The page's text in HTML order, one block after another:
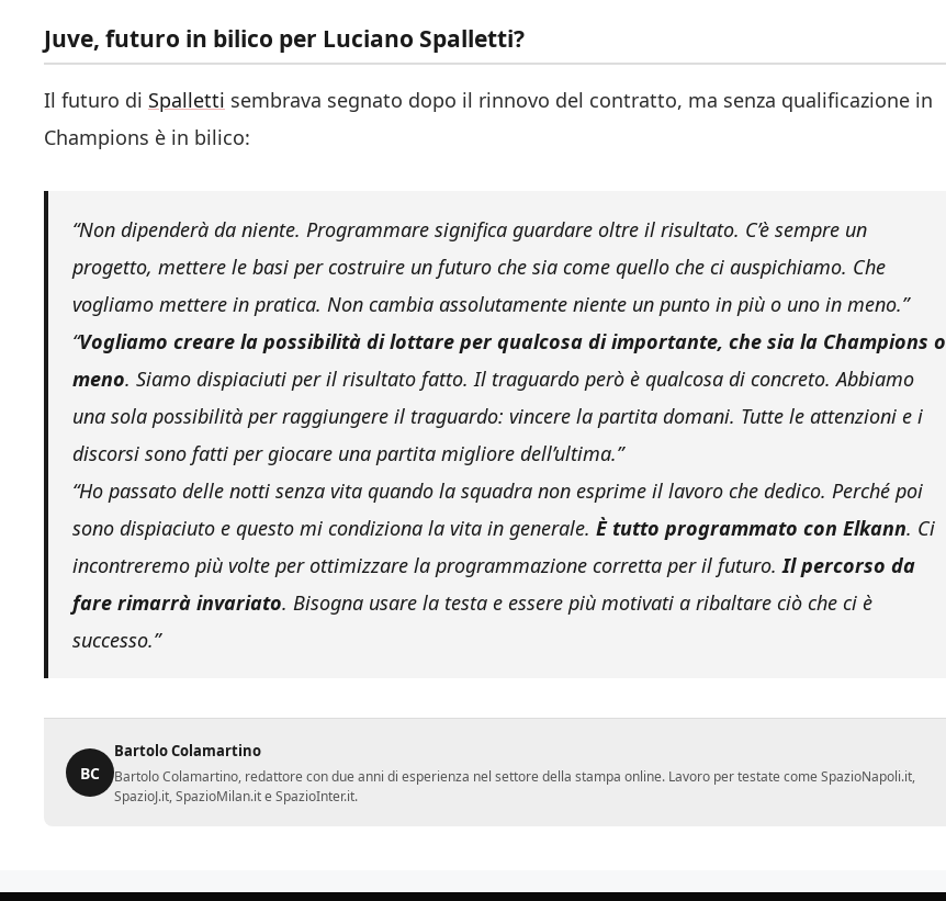
Juve, futuro in bilico per Luciano Spalletti?
Il futuro di Spalletti sembrava segnato dopo il rinnovo del contratto, ma senza qualificazione in
Champions è in bilico:
“Non dipenderà da niente. Programmare significa guardare oltre il risultato. C’è sempre un
progetto, mettere le basi per costruire un futuro che sia come quello che ci auspichiamo. Che
vogliamo mettere in pratica. Non cambia assolutamente niente un punto in più o uno in meno.”
“Vogliamo creare la possibilità di lottare per qualcosa di importante, che sia la Champions o
meno. Siamo dispiaciuti per il risultato fatto. Il traguardo però è qualcosa di concreto. Abbiamo
una sola possibilità per raggiungere il traguardo: vincere la partita domani. Tutte le attenzioni e i
discorsi sono fatti per giocare una partita migliore dell’ultima.”
“Ho passato delle notti senza vita quando la squadra non esprime il lavoro che dedico. Perché poi
sono dispiaciuto e questo mi condiziona la vita in generale. È tutto programmato con Elkann. Ci
incontreremo più volte per ottimizzare la programmazione corretta per il futuro.Il percorso da
fare rimarrà invariato. Bisogna usare la testa e essere più motivati a ribaltare ciò che ci è
successo.”
BC
Bartolo Colamartino
Bartolo Colamartino, redattore con due anni di esperienza nel settore della stampa online. Lavoro per testate come SpazioNapoli.it,
SpazioJ.it, SpazioMilan.it e SpazioInter.it.